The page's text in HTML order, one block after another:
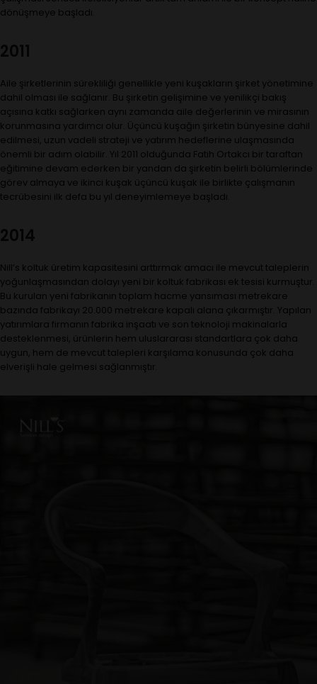
dönüşmeye başladı.
2011
Aile şirketlerinin sürekliliği genellikle yeni kuşakların şirket yönetimine
dahil olması ile sağlanır. Bu şirketin gelişimine ve yenilikçi bakış
açısına katkı sağlarken aynı zamanda aile değerlerinin ve mirasının
korunmasına yardımcı olur. Üçüncü kuşağın şirketin bünyesine dahil
edilmesi, uzun vadeli strateji ve yatırım hedeflerine ulaşmasında
önemli bir adım olabilir. Yıl 2011 olduğunda Fatih Ortakcı bir taraftan
eğitimine devam ederken bir yandan da şirketin belirli bölümlerinde
görev almaya ve ikinci kuşak üçüncü kuşak ile birlikte çalışmanın
tecrübesini ilk defa bu yıl deneyimlemeye başladı.
2014
Nill’s koltuk üretim kapasitesini arttırmak amacı ile mevcut taleplerin
yoğunlaşmasından dolayı yeni bir koltuk fabrikası ek tesisi kurmuştur.
Bu kurulan yeni fabrikanın toplam hacme yansıması metrekare
bazında fabrikayı 20.000 metrekare kapalı alana çıkarmıştır. Yapılan
yatırımlara firmanın fabrika inşaatı ve son teknoloji makinalarla
desteklenmesi, ürünlerin hem uluslararası standartlara çok daha
uygun, hem de mevcut talepleri karşılama konusunda çok daha
elverişli hale gelmesi sağlanmıştır.